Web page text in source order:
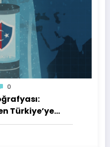
0
Türkiye’ye